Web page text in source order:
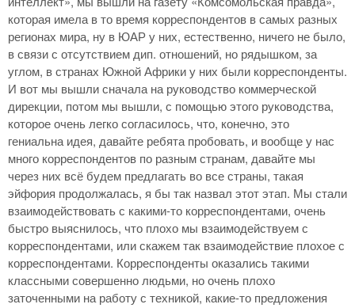
которая имела в то время корреспондентов в самых разных
регионах мира, ну в ЮАР у них, естественно, ничего не было,
в связи с отсутствием дип. отношений, но рядышком, за
углом, в странах Южной Африки у них были корреспонденты.
И вот мы вышли сначала на руководство коммерческой
дирекции, потом мы вышли, с помощью этого руководства,
которое очень легко согласилось, что, конечно, это
гениальна идея, давайте ребята пробовать, и вообще у нас
много корреспондентов по разным странам, давайте мы
через них всё будем предлагать во все страны, такая
эйфория продолжалась, я бы так назвал этот этап. Мы стали
взаимодействовать с какими-то корреспондентами, очень
быстро выяснилось, что плохо мы взаимодействуем с
корреспондентами, или скажем так взаимодействие плохое с
корреспондентами. Корреспонденты оказались такими
классными совершенно людьми, но очень плохо
заточенными на работу с техникой, какие-то предложения